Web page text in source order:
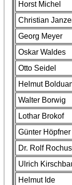
Horst Michel
Christian
Georg Meyer
Oskar Waldes
Otto Seidel
Helmut
Walter Borwig
Lothar Brokof
Günter Höpfner
Dr. Rolf
Ulrich
Helmut Ide